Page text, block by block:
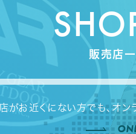
販売店
がお近くにない方でも、オン